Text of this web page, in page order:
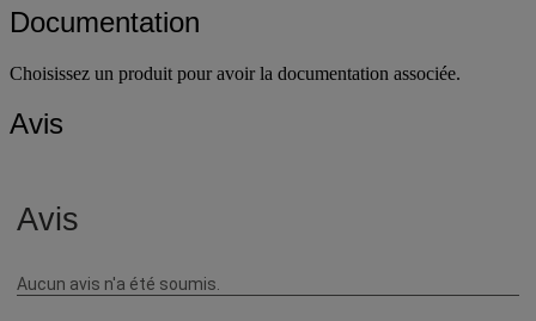
Documentation
Choisissez un produit pour avoir la documentation associée.
Avis